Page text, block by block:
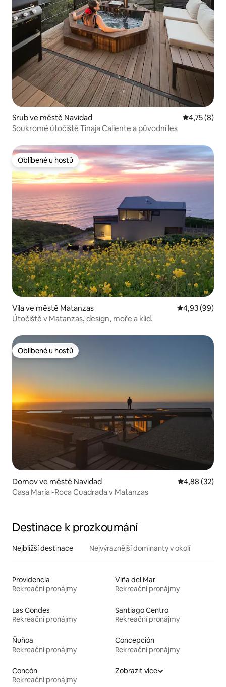
Srub ve městě Navidad Průměrné
4,75 (8)
Soukromé útočiště Tinaja Caliente a původní les
Oblíbené u hostů
Oblíbené u hostů
Vila ve městě Matanzas Průměrné
4,93 (99)
Útočiště v Matanzas, design, moře a klid.
Oblíbené u hostů
Oblíbené u hostů
Domov ve městě Navidad Průměrné
4,88 (32)
Casa María -Roca Cuadrada v Matanzas
Destinace k prozkoumání
Nejbližší destinace Nejvýraznější dominanty v okolí
Providencia
Rekreační pronájmy
Viña del Mar
Rekreační pronájmy
Las Condes
Rekreační pronájmy
Santiago Centro
Rekreační pronájmy
Ñuñoa
Rekreační pronájmy
Concepción
Rekreační pronájmy
Concón
Rekreační pronájmy
Zobrazit více